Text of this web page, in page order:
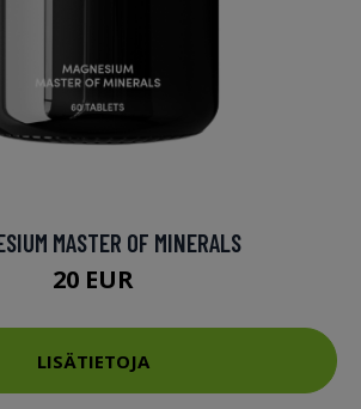
MASTER OF MINERALS
20 EUR
LISÄTIETOJA